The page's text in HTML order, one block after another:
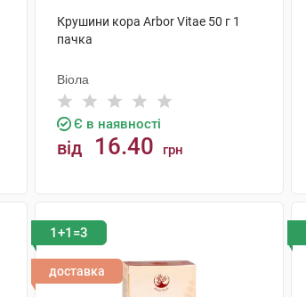
Крушини кора Arbor Vitae 50 г 1
пачка
Віола
Є в наявності
від 16.40 грн
1+1=3
доставка